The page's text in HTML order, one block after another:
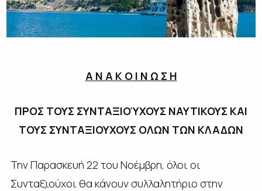
Α Ν Α Κ Ο Ι Ν Ω Σ Η
ΠΡΟΣ ΤΟΥΣ ΣΥΝΤΑΞΙΟΎΧΟΥΣ ΝΑΥΤΙΚΟΥΣ ΚΑΙ
ΤΟΥΣ ΣΥΝΤΑΞΙΟΥΧΟΥΣ ΟΛΩΝ ΤΩΝ ΚΛΑΔΩΝ
Την Παρασκευή 22 του Νοέμβρη, όλοι οι
Συνταξιούχοι θα κάνουν συλλαλητήριο στην